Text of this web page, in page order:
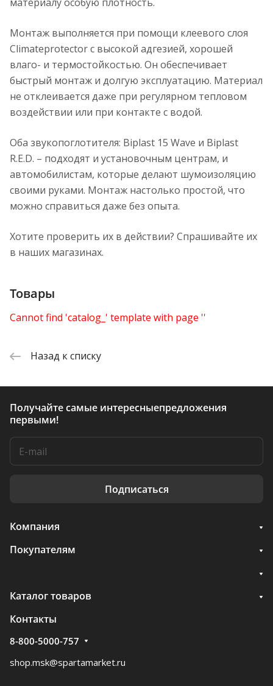
Монтаж выполняется при помощи клеевого слоя
Climateprotector с высокой адгезией, хорошей
влаго- и термостойкостью. Он обеспечивает
быстрый монтаж и долгую эксплуатацию. Материал
не отклеивается даже при регулярном тепловом
воздействии или при контакте с водой.
Оба звукопоглотителя: Biplast 15 Wave и Biplast
R.E.D. – подходят и установочным центрам, и
автомобилистам, которые делают шумоизоляцию
своими руками. Монтаж настолько простой, что
можно справиться даже без опыта.
Хотите проверить их в действии? Спрашивайте их
в наших магазинах.
Товары
Cannot find 'catalog_' template with page ''
Назад к списку
Получайте самые интересныепредложения
первыми!
Подписаться
Компания
Покупателям
Каталог товаров
Контакты
8-800-5000-757
shop.msk@spartamarket.ru